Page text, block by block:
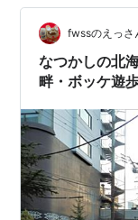
fwssのえっさ
なつかしの北
畔・ボッケ遊